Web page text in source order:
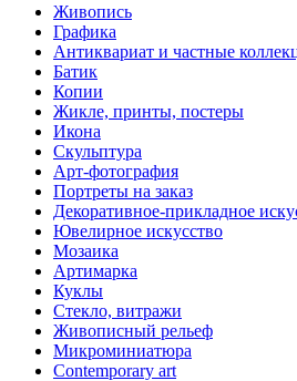
Живопись
Графика
Антиквариат и частные
Батик
Копии
Жикле, принты, постеры
Икона
Скульптура
Арт-фотография
Портреты на заказ
Декоративное-прикладное
Ювелирное искусство
Мозаика
Артимарка
Куклы
Стекло, витражи
Живописный рельеф
Микроминиатюра
Contemporary art